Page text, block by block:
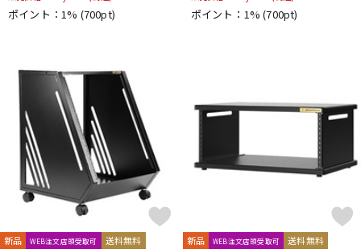
DTM オンライン納品 レコーディング機器
配信/ライブ機器
中古
ポイント：1% (700pt) ポイント：1%(700pt)
新品 WEB注文店頭受取可 送料無料 新品 WEB注文店頭受取可 送料無料